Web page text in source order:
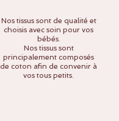
Nos tissus sont de qualité et
choisis avec soin pour vos
bébés.
Nos tissus sont
principalement composés
de coton afin de convenir à
vos tous petits.